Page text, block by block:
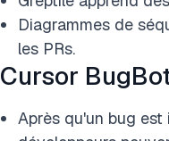
Diagrammes de
les PRs.
Cursor
Après qu'un bug